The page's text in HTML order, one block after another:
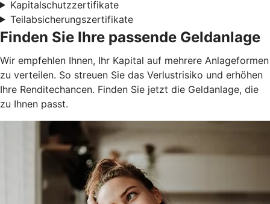
Kapitalschutzzertifikate
Teilabsicherungszertifikate
Finden Sie Ihre passende Geldanlage
Wir empfehlen Ihnen, Ihr Kapital auf mehrere Anlageformen
zu verteilen. So streuen Sie das Verlustrisiko und erhöhen
Ihre Renditechancen. Finden Sie jetzt die Geldanlage, die
zu Ihnen passt.